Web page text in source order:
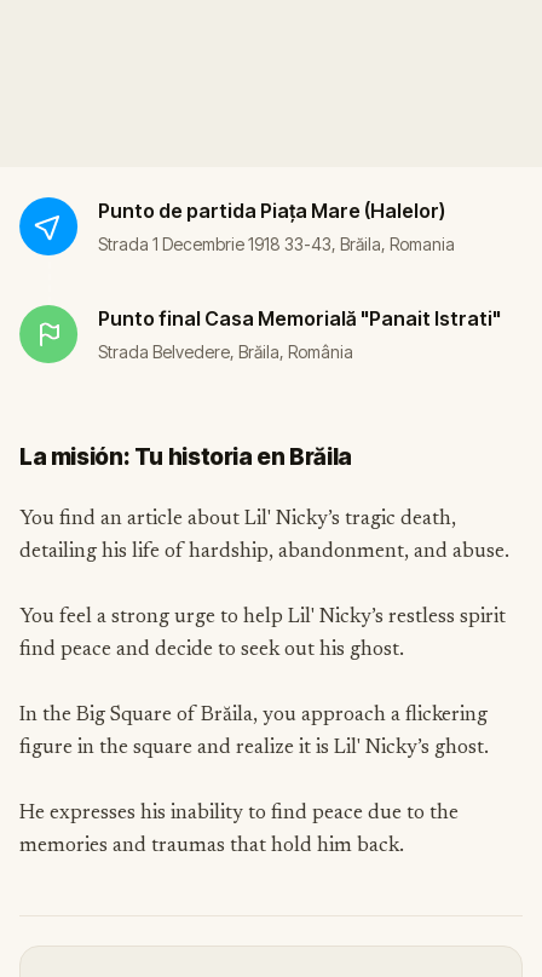
Punto de partida Piața Mare (Halelor)
Strada 1 Decembrie 1918 33-43, Brăila, Romania
Punto final Casa Memorială "Panait Istrati"
Strada Belvedere, Brăila, România
La misión: Tu historia en Brăila
You find an article about Lil' Nicky’s tragic death,
detailing his life of hardship, abandonment, and abuse.
You feel a strong urge to help Lil' Nicky’s restless spirit
find peace and decide to seek out his ghost.
In the Big Square of Brăila, you approach a flickering
figure in the square and realize it is Lil' Nicky’s ghost.
He expresses his inability to find peace due to the
memories and traumas that hold him back.